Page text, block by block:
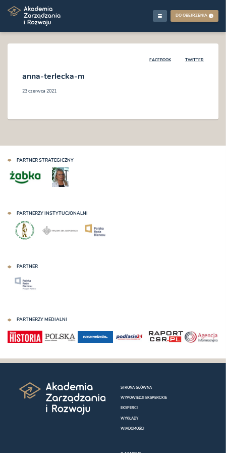
DO OBEJRZENIA
FACEBOOK TWITTER
anna-terlecka-m
23 czerwca 2021
PARTNER STRATEGICZNY
PARTNERZY INSTYTUCJONALNI
PARTNER
PARTNERZY MEDIALNI
STRONA GŁÓWNA
WYPOWIEDZI EKSPERCKIE
EKSPERCI
WYKŁADY
WIADOMOŚCI